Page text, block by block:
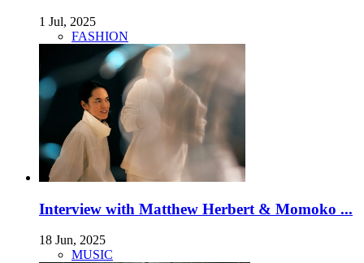
1 Jul, 2025
FASHION
Interview with Matthew Herbert & Momoko ...
18 Jun, 2025
MUSIC